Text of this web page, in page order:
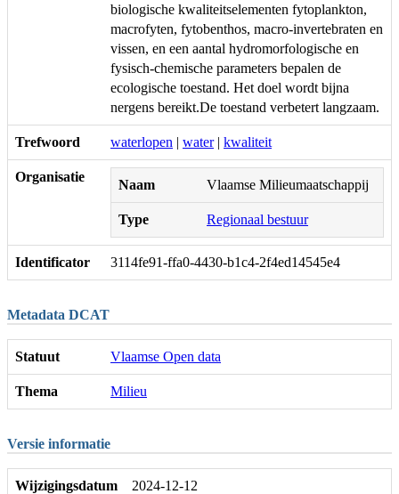
biologische kwaliteitselementen fytoplankton,
macrofyten, fytobenthos, macro-invertebraten en
vissen, en een aantal hydromorfologische en
fysisch-chemische parameters bepalen de
ecologische toestand. Het doel wordt bijna
nergens bereikt.De toestand verbetert langzaam.
Trefwoord waterlopen | water| kwaliteit
Organisatie
Naam Vlaamse Milieumaatschappij
Type Regionaal bestuur
Identificator 3114fe91-ffa0-4430-b1c4-2f4ed14545e4
Metadata DCAT
Statuut Vlaamse Open data
Thema Milieu
Versie informatie
Wijzigingsdatum 2024-12-12